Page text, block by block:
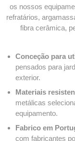
os nossos
refratários,
fibra cerâmica,
Conceção para
pensados para
exterior.
Materiais
metálicas
equipamento.
Fabrico em
com fabricantes